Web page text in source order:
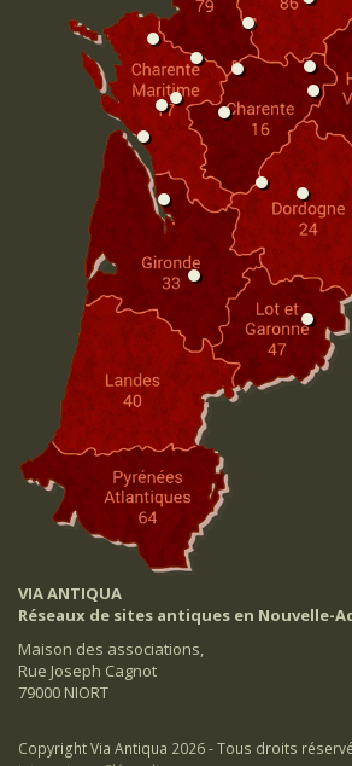
VIA ANTIQUA
Réseaux de sites antiques en Nouvelle-
Maison des associations,
Rue Joseph Cagnot
79000 NIORT
Copyright Via Antiqua 2026 - Tous droits